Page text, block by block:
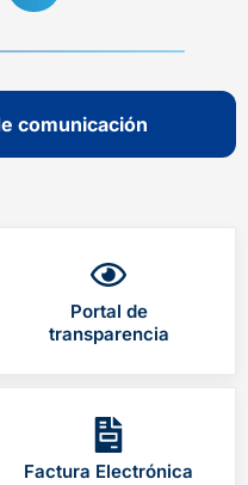
comunicación
Portal de
transparencia
Factura Electrónica